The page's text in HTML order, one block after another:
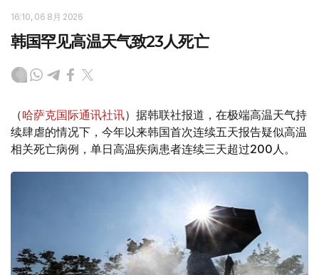
16:10, 06 8月 2026
韩国罕见高温天气致23人死亡
（哈萨克国际通讯社讯）据韩联社报道，在极端高温天气持
续肆虐的情况下，今年以来韩国首次连续五天报告疑似高温
相关死亡病例，单日高温疾病患者连续三天超过200人。